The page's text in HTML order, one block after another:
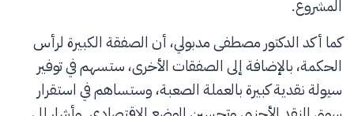
المشروع.
كما أكد الدكتور مصطفى مدبولي، أن الصفقة الكبيرة لرأس
الحكمة، بالإضافة إلى الصفقات الأخرى، ستسهم في توفير
سيولة نقدية كبيرة بالعملة الصعبة، وستساهم في استقرار